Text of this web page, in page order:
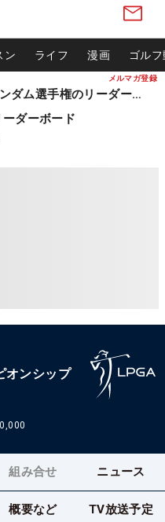
メルマガ登録
ン ライフ 漫画 ゴル
松山英樹ら出場 ウィンダム選手権のリーダーボード
ダーボード
オンシップ
組み合せ ニュース
概要など TV放送予定